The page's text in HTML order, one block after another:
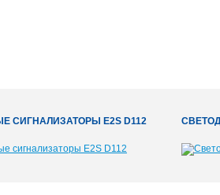
СИГНАЛИЗАТОРЫ E2S D112